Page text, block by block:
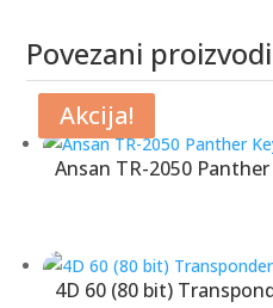
Povezani proizvodi
Povezani proizvodi
Ansan TR-2050
Akcija!
4D 60 (80 bit)
Akcija!